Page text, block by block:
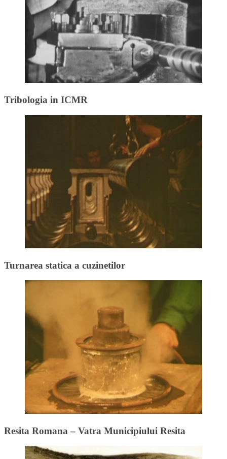
Tribologia in ICMR
Turnarea statica a cuzinetilor
Resita Romana – Vatra Municipiului Resita